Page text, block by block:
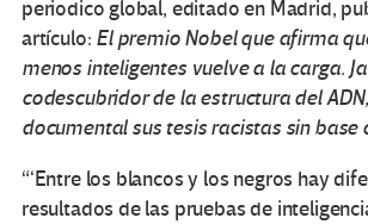
periodico global, editado en Madrid,
artículo: El premio Nobel que afirma
menos inteligentes vuelve a la carga.
codescubridor de la estructura del
documental sus tesis racistas sin base
“‘Entre los blancos y los negros hay
resultados de las pruebas de